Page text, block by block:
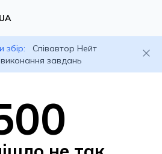
збір:
Співавтор Нейт
завдань